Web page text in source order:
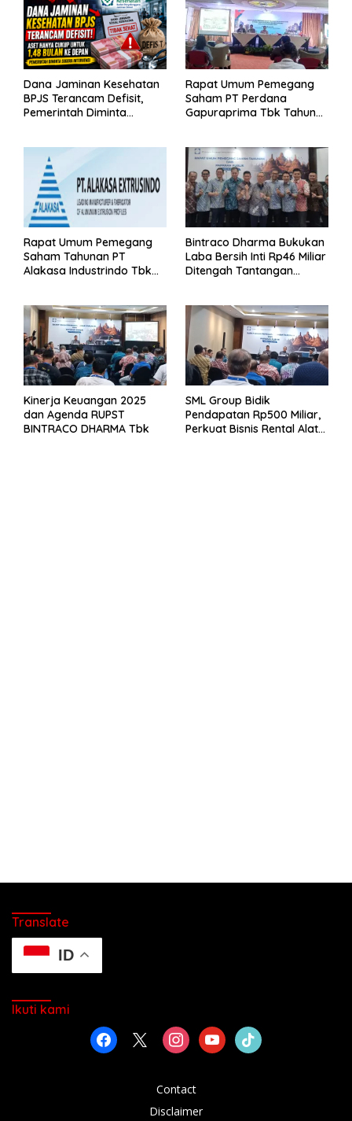
Dana Jaminan Kesehatan
BPJS Terancam Defisit,
Pemerintah Diminta
Rapat Umum Pemegang
Saham PT Perdana
Gapuraprima Tbk Tahun
Rapat Umum Pemegang
Saham Tahunan PT
Alakasa Industrindo Tbk
Bintraco Dharma Bukukan
Laba Bersih Inti Rp46 Miliar
Ditengah Tantangan
Kinerja Keuangan 2025
dan Agenda RUPST
BINTRACO DHARMA Tbk
SML Group Bidik
Pendapatan Rp500 Miliar,
Perkuat Bisnis Rental Alat
Translate
ID
Ikuti kami
facebook instagramyoutubetiktok
Contact
Disclaimer